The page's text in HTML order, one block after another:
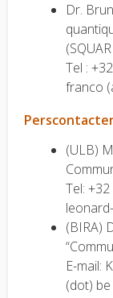
Dr.
Tel :
franco
(ULB)
Tel:
(BIRA)
E-mail:
(dot) be